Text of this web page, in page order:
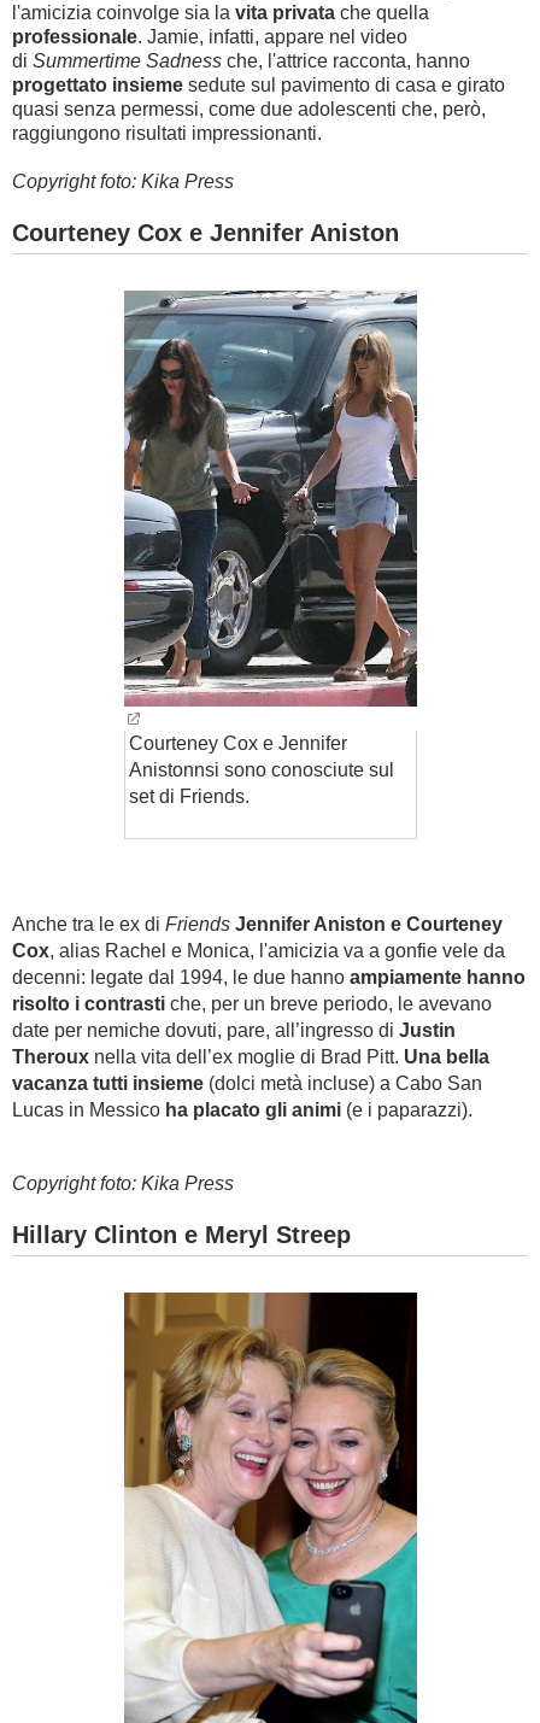
l'amicizia coinvolge sia la vita privata che quella
professionale. Jamie, infatti, appare nel video
di Summertime Sadness che, l'attrice racconta, hanno
progettato insieme sedute sul pavimento di casa e girato
quasi senza permessi, come due adolescenti che, però,
raggiungono risultati impressionanti.
Copyright foto: Kika Press
Courteney Cox e Jennifer Aniston
Courteney Cox e Jennifer
Anistonnsi sono conosciute sul
set di Friends.
Anche tra le ex di Friends Jennifer Aniston e Courteney
Cox, alias Rachel e Monica, l'amicizia va a gonfie vele da
decenni: legate dal 1994, le due hanno ampiamente hanno
risolto i contrasti che, per un breve periodo, le avevano
date per nemiche dovuti, pare, all’ingresso di Justin
Theroux nella vita dell’ex moglie di Brad Pitt. Una bella
vacanza tutti insieme (dolci metà incluse) a Cabo San
Lucas in Messico ha placato gli animi (e i paparazzi).
Copyright foto: Kika Press
Hillary Clinton e Meryl Streep